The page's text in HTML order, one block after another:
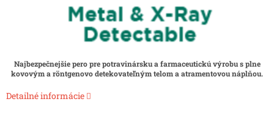
Najbezpečnejšie pero pre potravinársku a farmaceutickú výrobu s plne
kovovým a röntgenovo detekovateľným telom a atramentovou náplňou.
Detailné informácie